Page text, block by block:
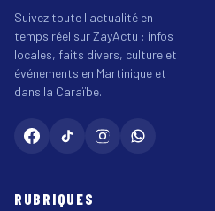
Suivez toute l'actualité en
temps réel sur ZayActu : infos
locales, faits divers, culture et
événements en Martinique et
dans la Caraïbe.
RUBRIQUES